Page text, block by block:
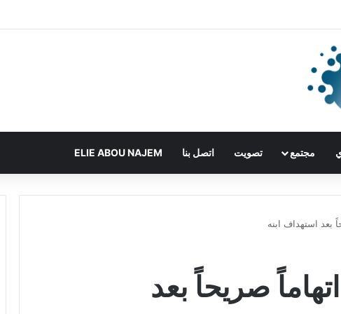
مجتمع تصويت اتصل بنا ELIE ABOU NAJEM
بعد استهداف ابنه
صريحاً بعد